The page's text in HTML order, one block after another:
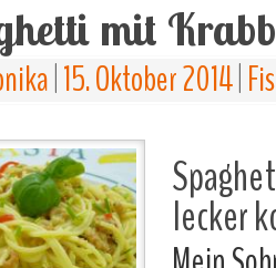
mit
15. Oktober 2014
lecker